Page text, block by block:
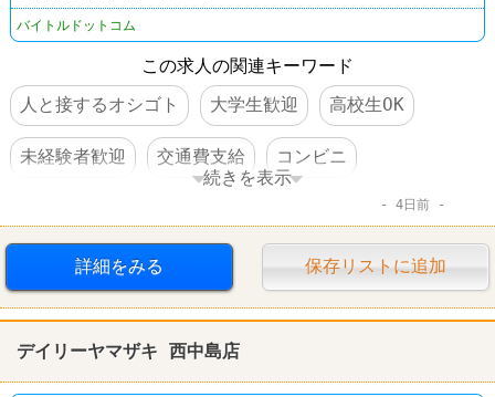
バイトルドットコム
この求人の関連キーワード
人と接するオシゴト
大学生歓迎 高校生OK
未経験者歓迎 交通費支給 コンビニ
続きを表示
4日前
詳細をみる 保存リストに追加
デイリーヤマザキ 西中島店